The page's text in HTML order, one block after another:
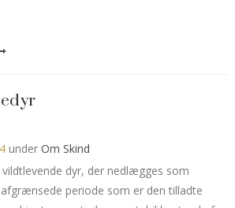
under Om Skind
dyr, der nedlægges som
periode som er den tilladte